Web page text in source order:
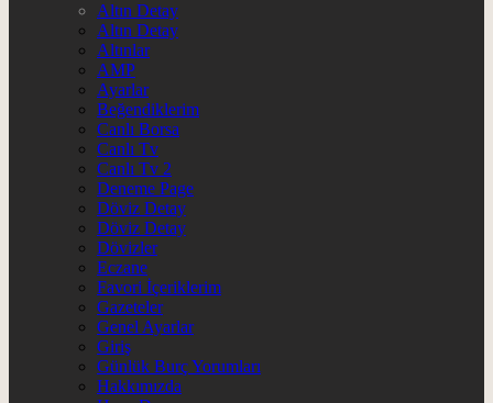
Altın Detay
Altın Detay
Altınlar
AMP
Ayarlar
Beğendiklerim
Canlı Borsa
Canlı Tv
Canlı Tv 2
Deneme Page
Döviz Detay
Döviz Detay
Dövizler
Eczane
Favori İçeriklerim
Gazeteler
Genel Ayarlar
Giriş
Günlük Burç Yorumları
Hakkımızda